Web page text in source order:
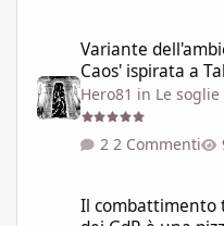
Variante
Caos' ispirata a
Hero81 in Le soglie
2 Commenti
Il combattimento